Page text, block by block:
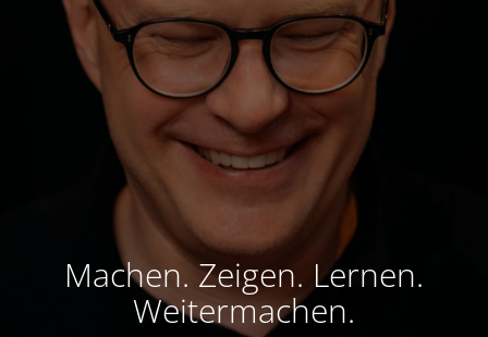
Machen. Zeigen. Lernen.
Weitermachen.